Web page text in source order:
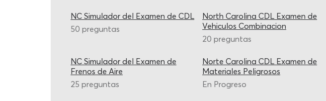
NC Simulador del Examen de CDL
50 preguntas
North Carolina CDL Examen de
Vehiculos Combinacion
20 preguntas
NC Simulador del Examen de
Frenos de Aire
25 preguntas
Norte Carolina CDL Examen de
Materiales Peligrosos
En Progreso